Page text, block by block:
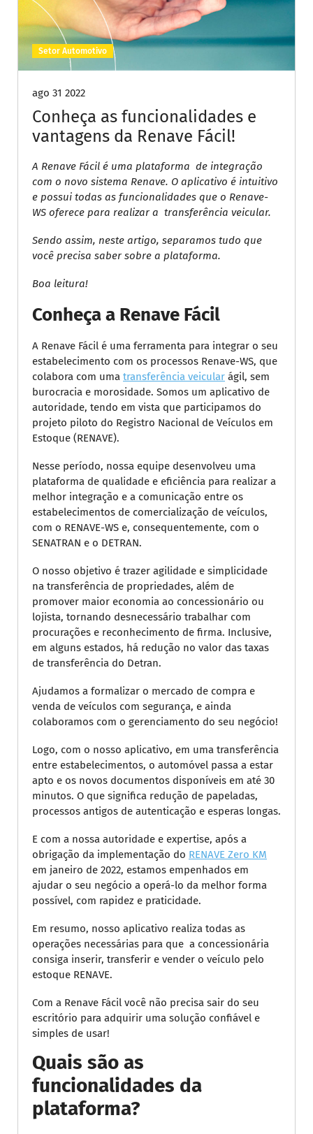
Setor Automotivo
ago 31 2022
Conheça as funcionalidades e
vantagens da Renave Fácil!
A Renave Fácil é uma plataforma de integração
com o novo sistema Renave. O aplicativo é intuitivo
e possui todas as funcionalidades que o Renave-
WS oferece para realizar a transferência veicular.
Sendo assim, neste artigo, separamos tudo que
você precisa saber sobre a plataforma.
Boa leitura!
Conheça a Renave Fácil
A Renave Fácil é uma ferramenta para integrar o seu
estabelecimento com os processos Renave-WS, que
colabora com uma transferência veicular ágil, sem
burocracia e morosidade. Somos um aplicativo de
autoridade, tendo em vista que participamos do
projeto piloto do Registro Nacional de Veículos em
Estoque (RENAVE).
Nesse período, nossa equipe desenvolveu uma
plataforma de qualidade e eficiência para realizar a
melhor integração e a comunicação entre os
estabelecimentos de comercialização de veículos,
com o RENAVE-WS e, consequentemente, com o
SENATRAN e o DETRAN.
O nosso objetivo é trazer agilidade e simplicidade
na transferência de propriedades, além de
promover maior economia ao concessionário ou
lojista, tornando desnecessário trabalhar com
procurações e reconhecimento de firma. Inclusive,
em alguns estados, há redução no valor das taxas
de transferência do Detran.
Ajudamos a formalizar o mercado de compra e
venda de veículos com segurança, e ainda
colaboramos com o gerenciamento do seu negócio!
Logo, com o nosso aplicativo, em uma transferência
entre estabelecimentos, o automóvel passa a estar
apto e os novos documentos disponíveis em até 30
minutos. O que significa redução de papeladas,
processos antigos de autenticação e esperas longas.
E com a nossa autoridade e expertise, após a
obrigação da implementação do RENAVE Zero KM
em janeiro de 2022, estamos empenhados em
ajudar o seu negócio a operá-lo da melhor forma
possível, com rapidez e praticidade.
Em resumo, nosso aplicativo realiza todas as
operações necessárias para que a concessionária
consiga inserir, transferir e vender o veículo pelo
estoque RENAVE.
Com a Renave Fácil você não precisa sair do seu
escritório para adquirir uma solução confiável e
simples de usar!
Quais são as
funcionalidades da
plataforma?